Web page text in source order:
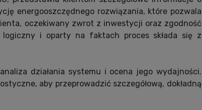
energooszczędnego rozwiązania, które pozwala
oczekiwany zwrot z inwestycji oraz zgodność
logiczny i oparty na faktach proces składa się z
działania systemu i ocena jego wydajności.
aby przeprowadzić szczegółową, dokładną